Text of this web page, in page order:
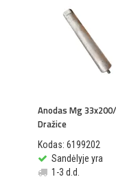
Anodas Mg
Dražice
Kodas: 6199202
Sandėlyje yra
1-3 d.d.